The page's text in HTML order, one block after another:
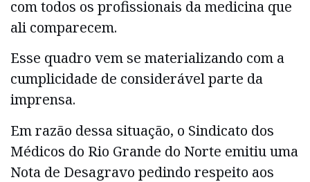
com todos os profissionais da medicina que
ali comparecem.
Esse quadro vem se materializando com a
cumplicidade de considerável parte da
imprensa.
Em razão dessa situação, o Sindicato dos
Médicos do Rio Grande do Norte emitiu uma
Nota de Desagravo pedindo respeito aos